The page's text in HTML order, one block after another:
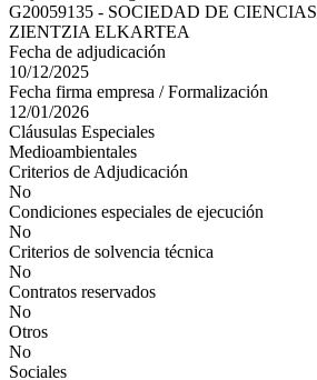
G20059135 - SOCIEDAD DE
ZIENTZIA ELKARTEA
Fecha de adjudicación
10/12/2025
Fecha firma empresa / Formalización
12/01/2026
Cláusulas Especiales
Medioambientales
Criterios de Adjudicación
No
Condiciones especiales de ejecución
No
Criterios de solvencia técnica
No
Contratos reservados
No
Otros
No
Sociales